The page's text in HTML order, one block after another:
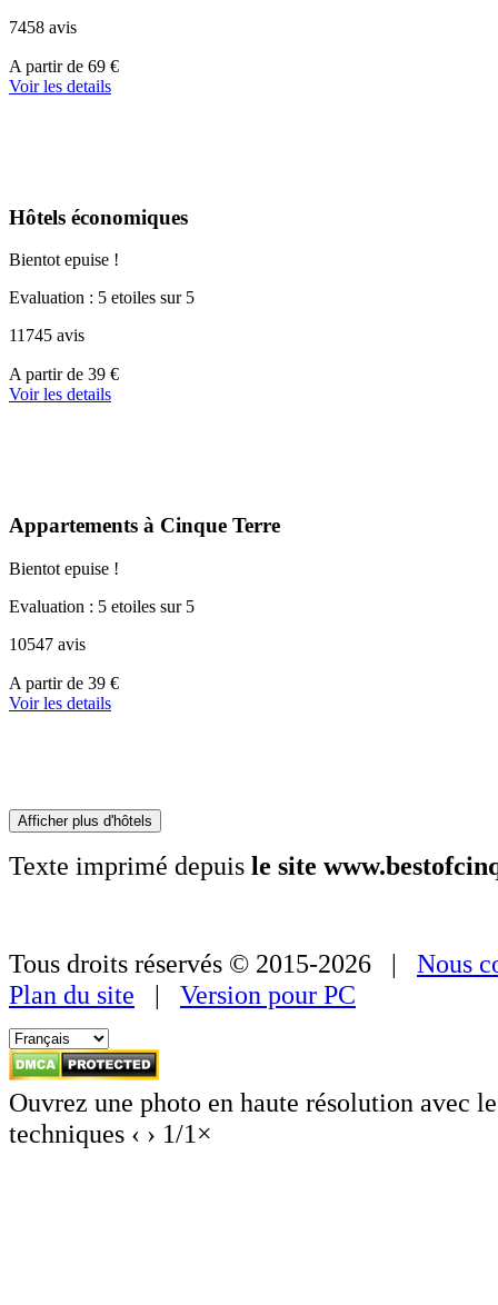
7458 avis
A
partir
A partir de 69 €
Voir les details
Hôtels économiques
Bientot epuise !
Evaluation : 5 etoiles sur 5
11745 avis
A
partir
A partir de 39 €
Voir les details
Appartements à Cinque Terre
Bientot epuise !
Evaluation : 5 etoiles sur 5
10547 avis
A
partir
A partir de 39 €
Voir les details
Afficher plus d'hôtels
Texte imprimé depuis le site
Tous droits réservés © 2015-2026 | Nous
Plan du site | Version pour PC
Ouvrez une photo en haute résolution avec
techniques ‹ › 1/1×